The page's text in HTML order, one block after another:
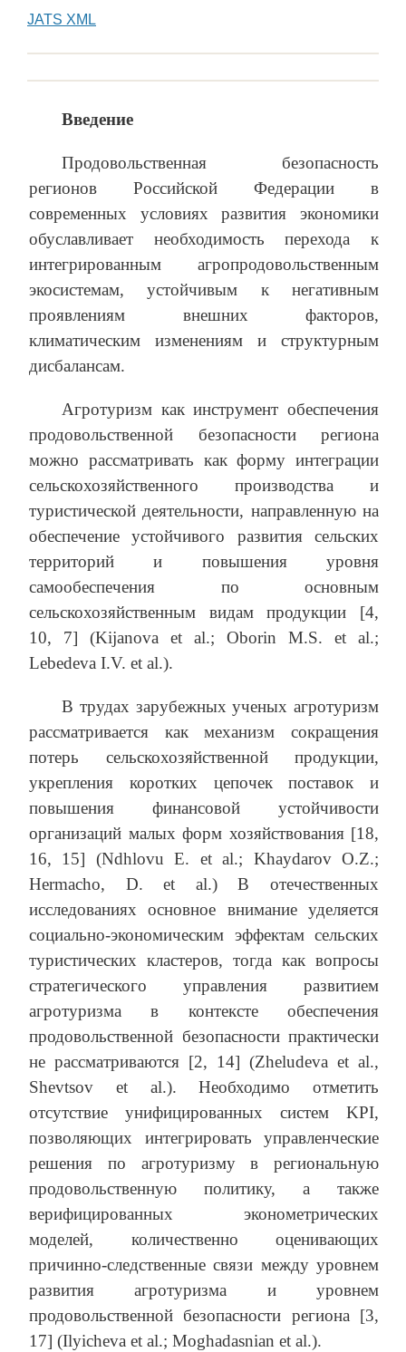
JATS XML
Введение
Продовольственная безопасность
регионов Российской Федерации в
современных условиях развития экономики
обуславливает необходимость перехода к
интегрированным агропродовольственным
экосистемам, устойчивым к негативным
проявлениям внешних факторов,
климатическим изменениям и структурным
дисбалансам.
Агротуризм как инструмент обеспечения
продовольственной безопасности региона
можно рассматривать как форму интеграции
сельскохозяйственного производства и
туристической деятельности, направленную на
обеспечение устойчивого развития сельских
территорий и повышения уровня
самообеспечения по основным
сельскохозяйственным видам продукции [4,
10, 7] (Kijanova et al.; Oborin M.S. et al.;
Lebedeva I.V. et al.).
В трудах зарубежных ученых агротуризм
рассматривается как механизм сокращения
потерь сельскохозяйственной продукции,
укрепления коротких цепочек поставок и
повышения финансовой устойчивости
организаций малых форм хозяйствования [18,
16, 15] (Ndhlovu E. et al.; Khaydarov O.Z.;
Hermacho, D. et al.) В отечественных
исследованиях основное внимание уделяется
социально-экономическим эффектам сельских
туристических кластеров, тогда как вопросы
стратегического управления развитием
агротуризма в контексте обеспечения
продовольственной безопасности практически
не рассматриваются [2, 14] (Zheludeva et al.,
Shevtsov et al.). Необходимо отметить
отсутствие унифицированных систем KPI,
позволяющих интегрировать управленческие
решения по агротуризму в региональную
продовольственную политику, а также
верифицированных эконометрических
моделей, количественно оценивающих
причинно-следственные связи между уровнем
развития агротуризма и уровнем
продовольственной безопасности региона [3,
17] (Ilyicheva et al.; Moghadasnian et al.).